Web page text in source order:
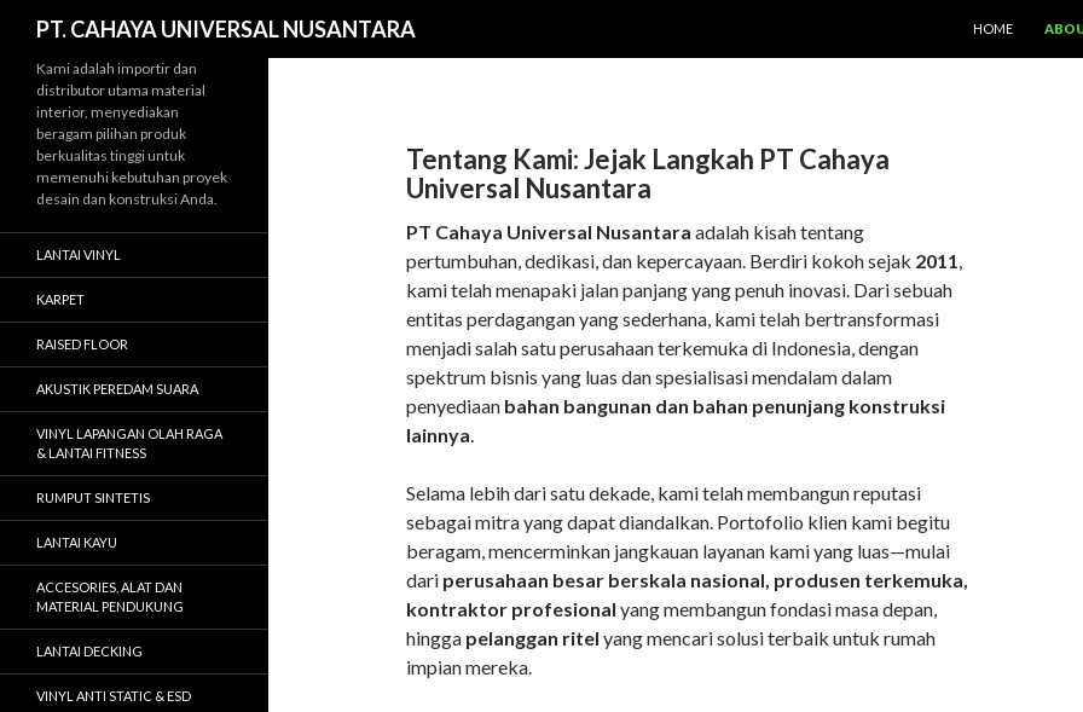
PT. CAHAYA UNIVERSAL NUSANTARA
HOME
Tentang Kami: Jejak Langkah PT Cahaya
Universal Nusantara
PT Cahaya Universal Nusantara adalah kisah tentang
pertumbuhan, dedikasi, dan kepercayaan. Berdiri kokoh sejak 2011,
kami telah menapaki jalan panjang yang penuh inovasi. Dari sebuah
entitas perdagangan yang sederhana, kami telah bertransformasi
menjadi salah satu perusahaan terkemuka di Indonesia, dengan
spektrum bisnis yang luas dan spesialisasi mendalam dalam
penyediaan bahan bangunan dan bahan penunjang konstruksi
lainnya.
Selama lebih dari satu dekade, kami telah membangun reputasi
sebagai mitra yang dapat diandalkan. Portofolio klien kami begitu
beragam, mencerminkan jangkauan layanan kami yang luas—mulai
dari perusahaan besar berskala nasional, produsen terkemuka,
kontraktor profesional yang membangun fondasi masa depan,
hingga pelanggan ritel yang mencari solusi terbaik untuk rumah
impian mereka.
Kami adalah importir dan
distributor utama material
interior, menyediakan
beragam pilihan produk
berkualitas tinggi untuk
memenuhi kebutuhan proyek
desain dan konstruksi Anda.
LANTAI VINYL
KARPET
RAISED FLOOR
AKUSTIK PEREDAM SUARA
VINYL LAPANGAN OLAH RAGA
& LANTAI FITNESS
RUMPUT SINTETIS
LANTAI KAYU
ACCESORIES, ALAT DAN
MATERIAL PENDUKUNG
LANTAI DECKING
VINYL ANTI STATIC & ESD